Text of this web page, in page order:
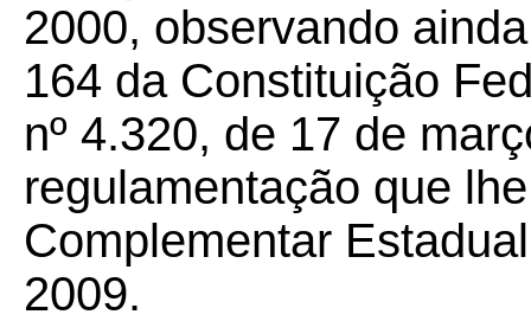
2000, observando
164 da Constituição
nº 4.320, de 17 de
regulamentação que
Complementar
2009.